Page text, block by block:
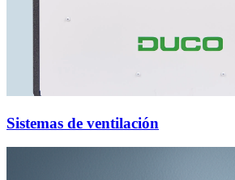
Sistemas de ventilación